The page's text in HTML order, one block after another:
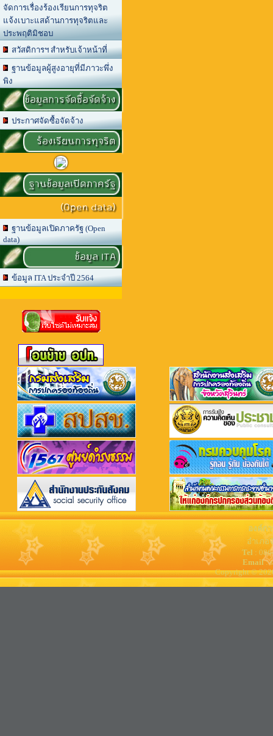
จัดการเรื่องร้องเรียนการทุจริต
แจ้งเบาะแสด้านการทุจริตและ
ประพฤติมิชอบ
สวัสดิการฯ สำหรับเจ้าหน้าที่
ฐานข้อมูลผู้สูงอายุที่มีภาวะพึ่ง
พิง
ข้อมูลการจัดซื้อจัดจ้าง
ประกาศจัดซื้อจัดจ้าง
ร้องเรียนการทุจริต
ฐานข้อมูลเปิดภาครัฐ
(Open data)
ฐานข้อมูลเปิดภาครัฐ (Open
data)
ข้อมูล ITA
ข้อมูล ITA ประจำปี 2564
องค์ก
อำเภอ
Tel :
Email:
Copyright ©